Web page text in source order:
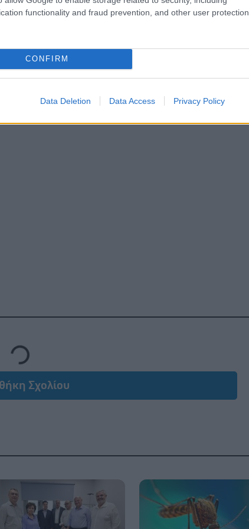
functionality and fraud prevention, and other user protection.
CONFIRM
Data Deletion Data Access Privacy Policy
Σχολίου